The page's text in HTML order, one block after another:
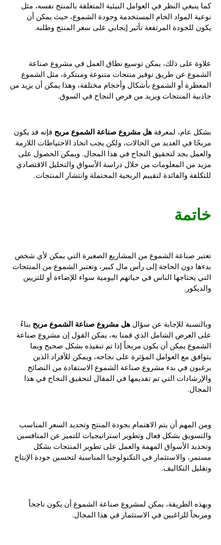
كما ينبغي النظر في العوامل البيئية المتعلقة بالمنتج نفسه، مثل
نوعية المواد الخام المستخدمة وجودة الشموع، حيث يمكن أن
يكون للجودة المرتفعة تأثير إيجابي على سعر المنتج وطلبه.
علاوة على ذلك، يمكن توسيع نطاق العمل في مشروع صناعة
الشموع عن طريق توفير منتجات متنوعة ومبتكرة، مثل الشموع
المعطرة أو الشموع بأشكال وأحجام مختلفة، وهذا يمكن أن يزيد من
جاذبية المنتجات ويزيد من فرص النجاح في السوق.
بشكل عام، لمعرفة هل مشروع صناعة الشموع مربح فإنه قد يكون
مربحًا في العديد من الحالات، ولكن يجب اتخاذ الاحتياطات اللازمة
والعمل بجد لتحقيق النجاح في هذا المجال. ويمكن الحصول على
مزيد من المعلومات من خلال دراسة الأسواق والتحليل الاقتصادي
للتكلفة والفائدة لتقييم الربحية المحتملة وانتشار المنتجات.
خاتمة
تعتبر صناعة الشموع من المشاريع الصغيرة التي يمكن لأي شخص
بدءها دون الحاجة إلى رأس مال كبير، وتعتبر الشموع من المنتجات
التي يحتاجها الناس في حياتهم اليومية سواء للإضاءة أو للتزيين
والديكور.
وبالنسبة للإجابة عن سؤال هل مشروع صناعة الشموع مربح بناءً
على العرض الشامل الذي قمنا به، يمكن القول إن مشروع صناعة
الشموع يمكن أن يكون مربحاً إذا تم تنفيذه بشكل صحيح وبما
يتوافق مع العوامل المؤثرة على نجاحه، ويمكن للأفراد الذين
يرغبون في بدء مشروع صناعة الشموع الاستفادة من النصائح
والإرشادات التي تم تقديمها في المقال لتحقيق النجاح في هذا
المجال.
ومن المهم أن يتم الاهتمام بجودة المنتج وتحديد السعر المناسب
والتسويق بشكل فعال وتطوير استراتيجيات للتميز عن المنافسين
وتحديد الأسواق المهمة والعمل على تطوير المنتجات بشكل
مستمر، والاستثمار في التكنولوجيا المناسبة لتحسين جودة الإنتاج
وتقليل التكاليف.
وبهذه الطريقة، يمكن لمشروع صناعة الشموع أن يكون ناجحاً
ومربحاً للراغبين في الاستثمار في هذا المجال.